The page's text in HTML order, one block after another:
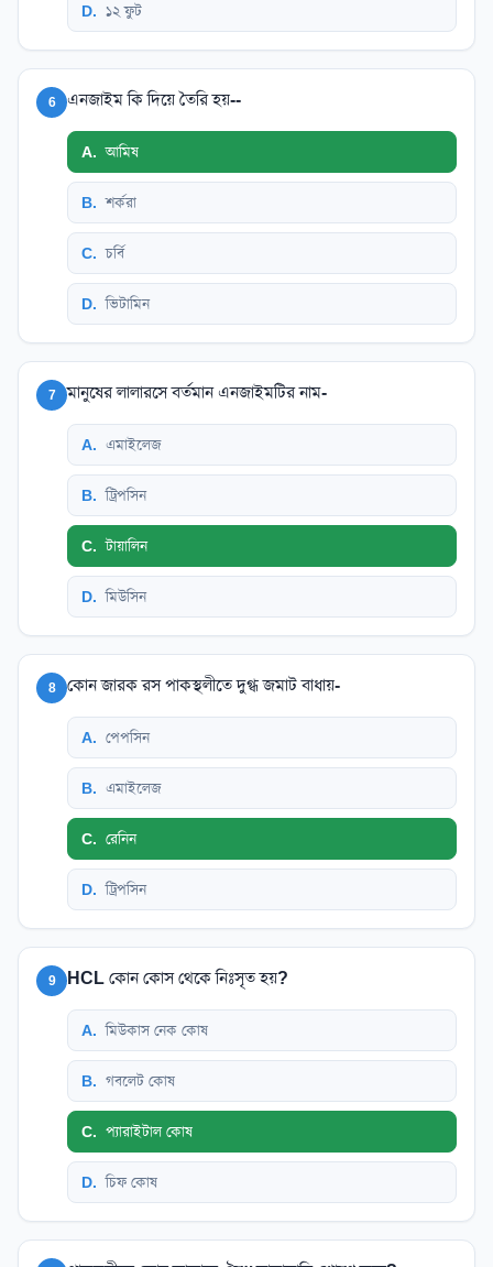
D. ১২ ফুট
6 এনজাইম কি দিয়ে তৈরি হয়--
A. আমিষ
B. শর্করা
C. চর্বি
D. ভিটামিন
7 মানুষের লালারসে বর্তমান এনজাইমটির নাম-
A. এমাইলেজ
B. ট্রিপসিন
C. টায়ালিন
D. মিউসিন
8 কোন জারক রস পাকস্থলীতে দুগ্ধ জমাট বাধায়-
A. পেপসিন
B. এমাইলেজ
C. রেনিন
D. ট্রিপসিন
9 HCL কোন কোস থেকে নিঃসৃত হয়?
A. মিউকাস নেক কোষ
B. গবলেট কোষ
C. প্যারাইটাল কোষ
D. চিফ কোষ